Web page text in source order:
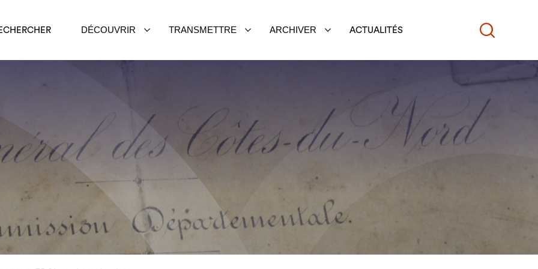
DÉCOUVRIR TRANSMETTRE ARCHIVER ACTUALITÉS